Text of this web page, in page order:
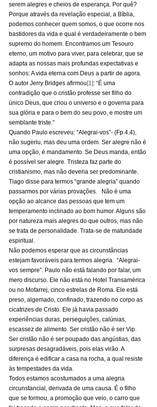
serem alegres e cheios de esperança. Por quê?
Porque através da revelação especial, a Bíblia,
podemos conhecer quem somos, o que ocorre nos
bastidores da vida e qual é verdadeiramente o bem
supremo do homem. Encontramos um Tesouro
eterno, um motivo para viver, para celebrar, que se
adapta as nossas mais profundas expectativas e
sonhos: A vida eterna com Deus a partir de agora.
O autor Jerry Bridges afirmou [1]: “É uma
contradição que o cristão professe ser filho do
único Deus, que criou o universo e o governa para
sua glória e para o bem do seu povo, e mostre um
semblante triste.”
Quando Paulo escreveu: “Alegrai-vos”- (Fp 4.4),
não sugeriu, mas deu uma ordem. Ser alegre não é
uma opção, é mandamento. Se Deus manda, então
é possível ser alegre. Tristeza faz parte do
cristianismo, mas não deveria ser predominante.
Tiago disse para termos “grande alegria” quando
passarmos por várias provações.   Não é uma
opção ao alcance das pessoas que tem um
temperamento inclinado ao bom humor. Alguns são
por natureza mais alegres do que outros, mas não
se trata de personalidade. Trata-se de maturidade
espiritual.
Não podemos esperar que as circunstâncias
estejam favoráveis para termos alegria.  “Alegrai-
vos sempre”. Paulo não está falando por falar, um
mero discurso. Ele não está no Hotel Transamérica
ou no Mofarrej, cinco estrelas de Roma. Ele está
preso, algemado, confinado, trazendo no corpo as
cicatrizes de Cristo. Ele já havia passado
experiências duras, perseguições, calúnias,
escassez de alimento. Ser cristão não é ser Vip.
Ser cristão não é ser poupado das angústias, das
surpresas desagradáveis, pois elas virão. A
diferença é edificar a casa na rocha, a qual resiste
às tempestades da vida.
Todos estamos acostumados a uma alegria
circunstancial, derivada de uma causa. É o filho
que se formou, a promoção que veio, o carro que